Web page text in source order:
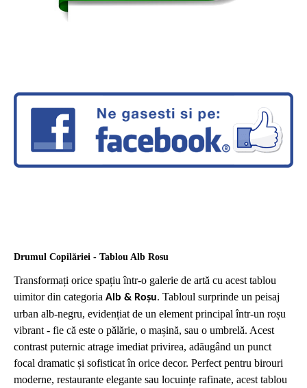
Drumul Copilăriei - Tablou Alb Rosu
Transformați orice spațiu într-o galerie de artă cu acest tablou
uimitor din categoria Alb & Roșu. Tabloul surprinde un peisaj
urban alb-negru, evidențiat de un element principal într-un roșu
vibrant - fie că este o pălărie, o mașină, sau o umbrelă. Acest
contrast puternic atrage imediat privirea, adăugând un punct
focal dramatic și sofisticat în orice decor. Perfect pentru birouri
moderne, restaurante elegante sau locuințe rafinate, acest tablou